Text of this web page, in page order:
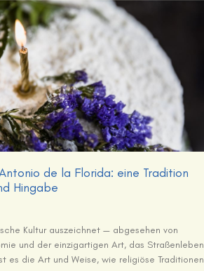
de la Florida: eine Tradition
Hingabe
Kultur auszeichnet — abgesehen von
und der einzigartigen Art, das Straßenleben
es die Art und Weise, wie religiöse Traditionen